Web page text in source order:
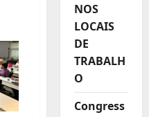
NOS
LOCAIS
DE
TRABALH
O
Congress